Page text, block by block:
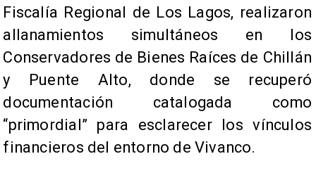
Fiscalía Regional de Los Lagos, realizaron
allanamientos simultáneos en los
Conservadores de Bienes Raíces de Chillán
y Puente Alto, donde se recuperó
documentación catalogada como
“primordial” para esclarecer los vínculos
financieros del entorno de Vivanco.